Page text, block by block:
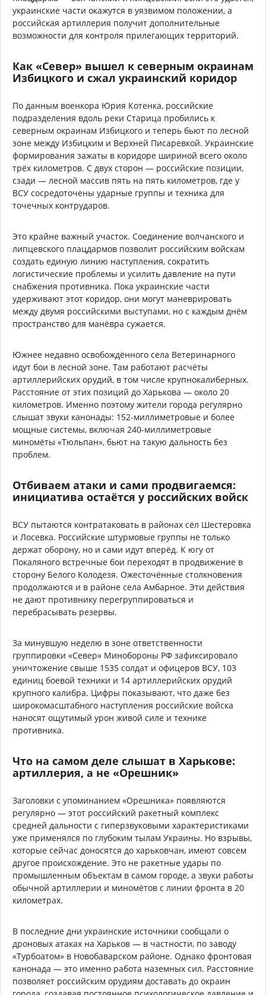
украинские части окажутся в уязвимом положении, а
российская артиллерия получит дополнительные
возможности для контроля прилегающих территорий.
Как «Север» вышел к северным окраинам
Избицкого и сжал украинский коридор
По данным военкора Юрия Котенка, российские
подразделения вдоль реки Старица пробились к
северным окраинам Избицкого и теперь бьют по лесной
зоне между Избицким и Верхней Писаревкой. Украинские
формирования зажаты в коридоре шириной всего около
трёх километров. С двух сторон — российские позиции,
сзади — лесной массив пять на пять километров, где у
ВСУ сосредоточены ударные группы и техника для
точечных контрударов.
Это крайне важный участок. Соединение волчанского и
липцевского плацдармов позволит российским войскам
создать единую линию наступления, сократить
логистические проблемы и усилить давление на пути
снабжения противника. Пока украинские части
удерживают этот коридор, они могут маневрировать
между двумя российскими выступами, но с каждым днём
пространство для манёвра сужается.
Южнее недавно освобождённого села Ветеринарного
идут бои в лесной зоне. Там работают расчёты
артиллерийских орудий, в том числе крупнокалиберных.
Расстояние от этих позиций до Харькова — около 20
километров. Именно поэтому жители города регулярно
слышат звуки канонады: 152-миллиметровые и более
мощные системы, включая 240-миллиметровые
миномёты «Тюльпан», бьют на такую дальность без
проблем.
Отбиваем атаки и сами продвигаемся:
инициатива остаётся у российских войск
ВСУ пытаются контратаковать в районах сёл Шестеровка
и Лосевка. Российские штурмовые группы не только
держат оборону, но и сами идут вперёд. К югу от
Покаляного встречные бои переходят в продвижение в
сторону Белого Колодезя. Ожесточённые столкновения
продолжаются и в районе села Амбарное. Эти действия
не дают противнику перегруппироваться и
перебрасывать резервы.
За минувшую неделю в зоне ответственности
группировки «Север» Минобороны РФ зафиксировало
уничтожение свыше 1535 солдат и офицеров ВСУ, 103
единиц боевой техники и 14 артиллерийских орудий
крупного калибра. Цифры показывают, что даже без
широкомасштабного наступления российские войска
наносят ощутимый урон живой силе и технике
противника.
Что на самом деле слышат в Харькове:
артиллерия, а не «Орешник»
Заголовки с упоминанием «Орешника» появляются
регулярно — этот российский ракетный комплекс
средней дальности с гиперзвуковыми характеристиками
уже применялся по глубоким тылам Украины. Но взрывы,
которые сейчас доносятся до харьковчан, имеют совсем
другое происхождение. Это не ракетные удары по
промышленным объектам в самом городе, а звуки работы
обычной артиллерии и миномётов с линии фронта в 20
километрах.
В последние дни украинские источники сообщали о
дроновых атаках на Харьков — в частности, по заводу
«Турбоатом» в Новобаварском районе. Однако фронтовая
канонада — это именно работа наземных сил. Расстояние
позволяет российским орудиям доставать до окраин